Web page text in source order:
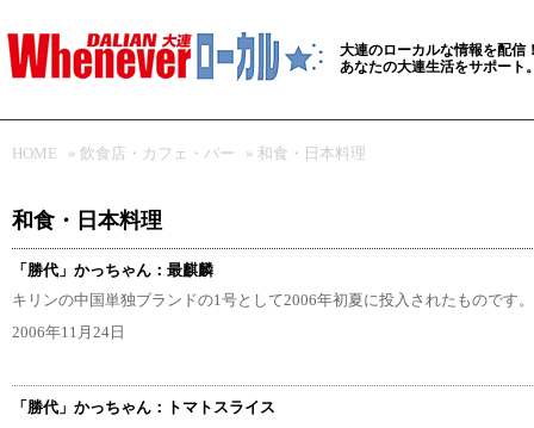
大連のローカルな情報を配信
あなたの大連生活をサポート
HOME » 飲食店・カフェ・バー » 和食・日本料理
和食・日本料理
「勝代」かっちゃん：最麒麟
キリンの中国単独ブランドの1号として2006年初夏に投入されたものです。
2006年11月24日
「勝代」かっちゃん：トマトスライス